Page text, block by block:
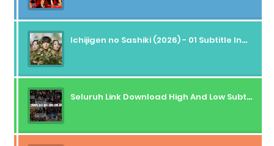
Ichijigen no Sashiki (2026) - 01 Subtitle Indonesia
Seluruh Link Download High And Low Subtitle Indonesia